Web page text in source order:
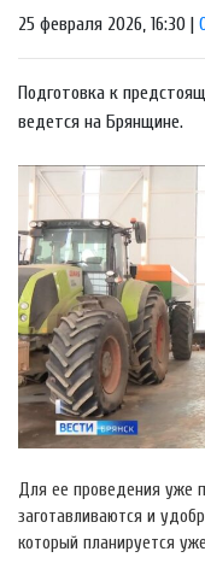
25 февраля 2026, 16:30 |
Подготовка к
ведется на Брянщине.
Для ее проведения уже
заготавливаются и
который планируется